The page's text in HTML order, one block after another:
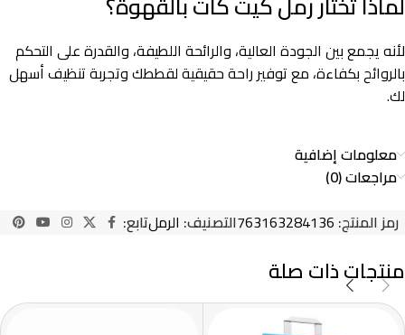
لأنه يجمع بين الجودة العالية، والرائحة اللطيفة، والقدرة على التحكم
بالروائح بكفاءة، مع توفير راحة حقيقية لقططك وتجربة تنظيف أسهل
لك.
معلومات إضافية
مراجعات (0)
رمز المنتج: 763163284136التصنيف: الرملتابع:
منتجات ذات صلة